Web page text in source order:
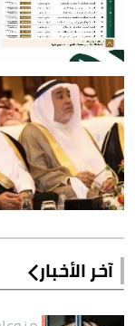
آخر الأخبار